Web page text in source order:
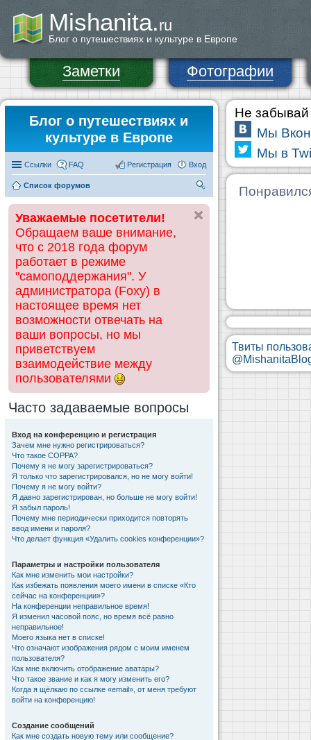
Mishanita.ru
Блог о путешествиях и культуре в Европе
Заметки Фотографии
Блог о путешествиях и
культуре в Европе
Ссылки FAQ Вход
Регистрация
Список форумов
ск
Уважаемые посетители!
Обращаем ваше внимание,
что с 2018 года форум
работает в режиме
"самоподдержания". У
администратора (Foxy) в
настоящее время нет
возможности отвечать на
ваши вопросы, но мы
приветствуем
взаимодействие между
пользователями
Часто задаваемые вопросы
Вход на конференцию и регистрация
Зачем мне нужно регистрироваться?
Что такое COPPA?
Почему я не могу зарегистрироваться?
Я только что зарегистрировался, но не могу войти!
Почему я не могу войти?
Я давно зарегистрирован, но больше не могу войти!
Я забыл пароль!
Почему мне периодически приходится повторять
ввод имени и пароля?
Что делает функция «Удалить cookies конференции»?
Параметры и настройки пользователя
Как мне изменить мои настройки?
Как избежать появления моего имени в списке «Кто
сейчас на конференции»?
На конференции неправильное время!
Я изменил часовой пояс, но время всё равно
неправильное!
Моего языка нет в списке!
Что означают изображения рядом с моим именем
пользователя?
Как мне включить отображение аватары?
Что такое звание и как я могу изменить его?
Когда я щёлкаю по ссылке «email», от меня требуют
войти на конференцию!
Создание сообщений
Как мне создать новую тему или сообщение?
Не забывай
Мы
Мы в
Твиты